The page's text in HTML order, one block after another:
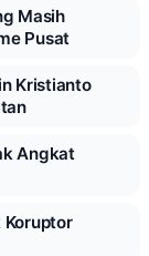
Masih
Pusat
Kristianto
Angkat
Koruptor